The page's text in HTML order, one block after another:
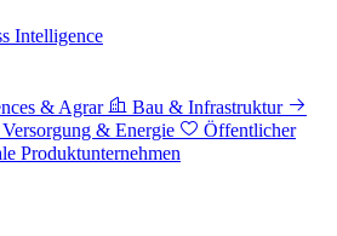
Intelligence
& Agrar
Bau & Infrastruktur
Versorgung & Energie
Öffentlicher
Produktunternehmen